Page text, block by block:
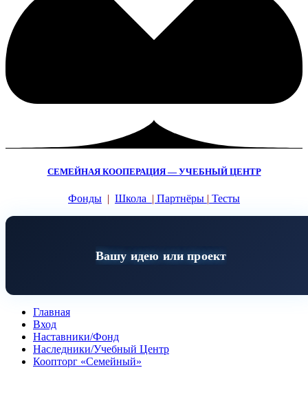
СЕМЕЙНАЯ КООПЕРАЦИЯ — УЧЕБНЫЙ ЦЕНТР
Фонды | Школа | Партнёры | Тесты
Вашу идею или проект
Главная
Вход
Наставники/Фонд
Наследники/Учебный Центр
Коопторг «Семейный»